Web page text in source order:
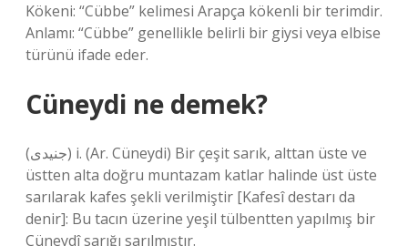
Kökeni: “Cübbe” kelimesi Arapça kökenli bir terimdir.
Anlamı: “Cübbe” genellikle belirli bir giysi veya elbise
türünü ifade eder.
Cüneydi ne demek?
(ﺟﻨﻴﺪﻯ) i. (Ar. Cüneydі) Bir çeşit sarık, alttan üste ve
üstten alta doğru muntazam katlar halinde üst üste
sarılarak kafes şekli verilmiştir [Kafesî destarı da
denir]: Bu tacın üzerine yeşil tülbentten yapılmış bir
Cüneydî sarığı sarılmıştır.